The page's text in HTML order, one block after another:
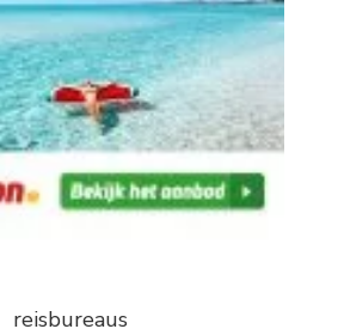
reisbureaus